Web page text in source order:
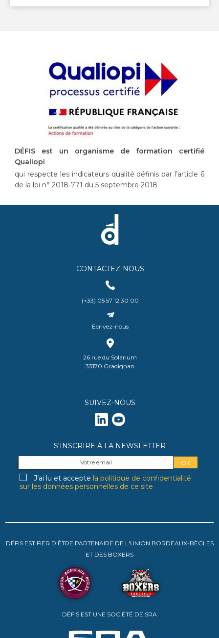
DÉFIS est un organisme de formation certifié
Qualiopi
qui respecte les indicateurs qualité définis par l’article 6
de la loi n° 2018-771 du 5 septembre 2018
CONTACTEZ-NOUS
(+33) 05 57 12 30 00
Écrivez-nous
26 rue du Solarium
33170 Gradignan
SUIVEZ-NOUS
S'INSCRIRE À LA NEWSLETTER
J’ai lu et accepte la politique de confidentialité
sur les données personnelles de ce site
DÉFIS EST FIER D'ÊTRE PARTENAIRE DE L'UNION BORDEAUX-BÈGLES
ET DES BOXERS
DÉFIS EST UNE SOCIÉTÉ DE SRA